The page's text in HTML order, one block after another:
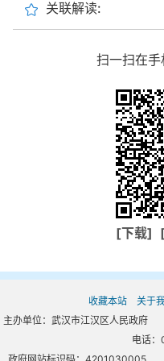
关联解读:
扫一扫在
[下载]
收藏本站 关于
主办单位：武汉市江汉区人民政
电话